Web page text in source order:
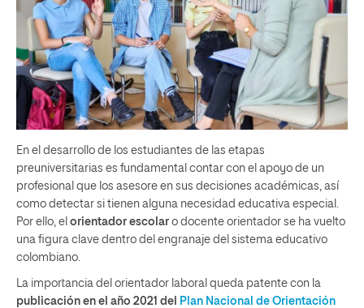
En el desarrollo de los estudiantes de las etapas
preuniversitarias es fundamental contar con el apoyo de un
profesional que los asesore en sus decisiones académicas, así
como detectar si tienen alguna necesidad educativa especial.
Por ello, el orientador escolar o docente orientador se ha vuelto
una figura clave dentro del engranaje del sistema educativo
colombiano.
La importancia del orientador laboral queda patente con la
publicación en el año 2021 del
Plan Nacional de Orientación